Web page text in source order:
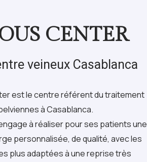
CENTER
veineux Casablanca
est le centre référent du traitement
à Casablanca.
à réaliser pour ses patients une
personnalisée, de qualité, avec les
plus adaptées à une reprise très